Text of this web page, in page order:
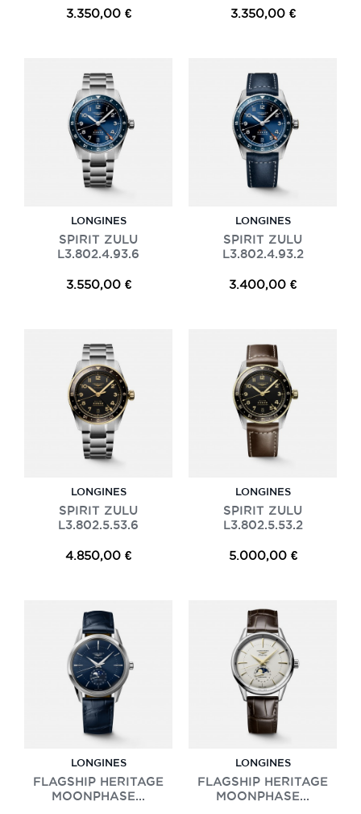
3.350,00 € 3.350,00 €
LONGINES
SPIRIT ZULU
L3.802.4.93.6
3.550,00 €
LONGINES
SPIRIT ZULU
L3.802.4.93.2
3.400,00 €
LONGINES
SPIRIT ZULU
L3.802.5.53.6
4.850,00 €
LONGINES
SPIRIT ZULU
L3.802.5.53.2
5.000,00 €
LONGINES
FLAGSHIP HERITAGE
MOONPHASE...
LONGINES
FLAGSHIP HERITAGE
MOONPHASE...